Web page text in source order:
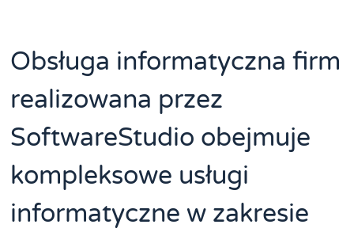
Obsługa informatyczna firm
realizowana przez
SoftwareStudio obejmuje
kompleksowe usługi
informatyczne w zakresie